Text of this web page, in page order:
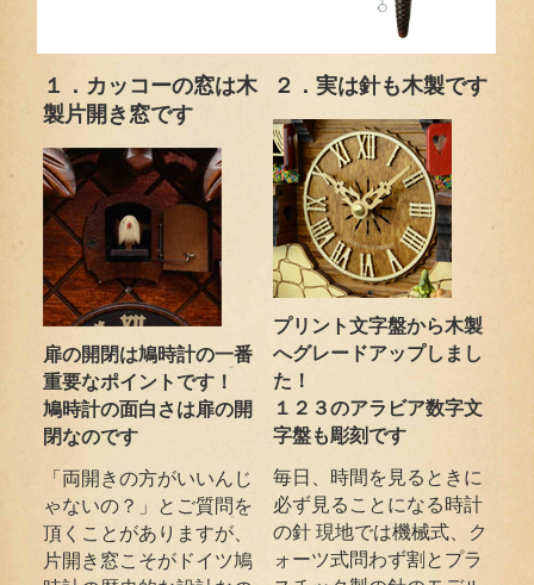
１．カッコーの窓は木
製片開き窓です
扉の開閉は鳩時計の一番
重要なポイントです！
鳩時計の面白さは扉の開
閉なのです
「両開きの方がいいんじ
ゃないの？」とご質問を
頂くことがありますが、
片開き窓こそがドイツ鳩
２．実は針も木製です
プリント文字盤から木製
へグレードアップしまし
た！
１２３のアラビア数字文
字盤も彫刻です
毎日、時間を見るときに
必ず見ることになる時計
の針 現地では機械式、ク
ォーツ式問わず割とプラ